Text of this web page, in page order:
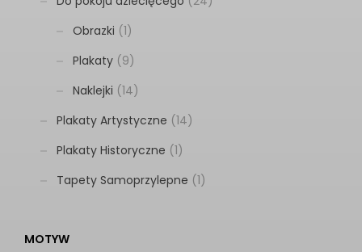
Obrazki (1)
Plakaty (9)
Naklejki (14)
Plakaty Artystyczne (14)
Plakaty Historyczne (1)
Tapety Samoprzylepne (1)
MOTYW